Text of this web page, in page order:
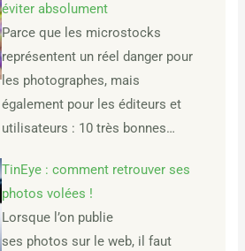
éviter absolument
Parce que les microstocks
représentent un réel danger pour
les photographes, mais
également pour les éditeurs et
utilisateurs : 10 très bonnes…
TinEye : comment retrouver ses
photos volées !
Lorsque l’on publie
ses photos sur le web, il faut